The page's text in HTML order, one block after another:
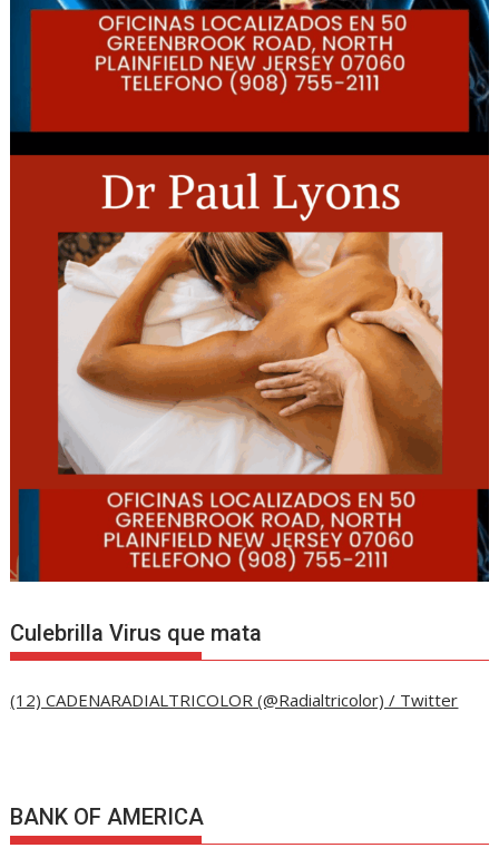
Culebrilla Virus que mata
(12) CADENARADIALTRICOLOR (@Radialtricolor) / Twitter
BANK OF AMERICA